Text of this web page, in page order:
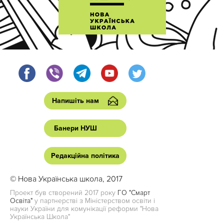
Напишіть нам
Банери НУШ
Редакційна політика
© Нова Українська школа, 2017
Проект був створений 2017 року ГО "Смарт
Освіта" у партнерстві з Міністерством освіти і
науки України для комунікації реформи "Нова
Українська Школа"